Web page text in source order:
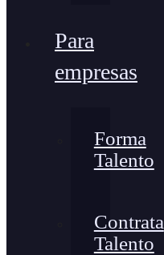
Para
empresas
Forma
Talento
Contrata
Talento